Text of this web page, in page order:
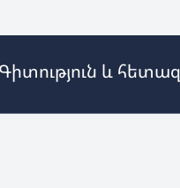
Գիտություն և